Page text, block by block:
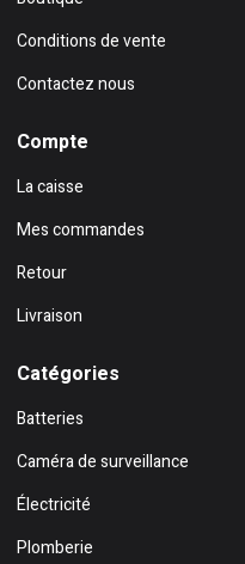
Conditions de vente
Contactez nous
Compte
La caisse
Mes commandes
Retour
Livraison
Catégories
Batteries
Caméra de surveillance
Électricité
Plomberie